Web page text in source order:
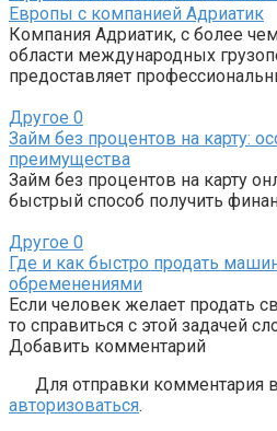
Европы с компанией Адриатик
Компания Адриатик, с более
области международных
предоставляет
Другое 0
Займ без процентов на карту:
преимущества
Займ без процентов на карту
быстрый способ получить
Другое 0
Где и как быстро продать
обременениями
Если человек желает продать
то справиться с этой задачей
Добавить комментарий
Для отправки комментария
авторизоваться.